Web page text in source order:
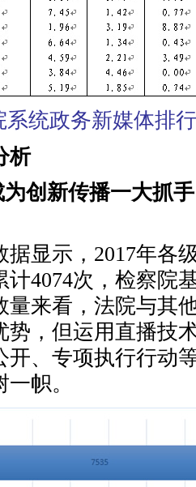
系统政务新媒体排
析
为创新传播一大抓
显示，2017年各
计4074次，检察院
量来看，法院与其
势，但运用直播技
开、专项执行行动
帜。